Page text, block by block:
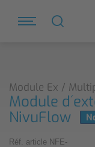
Module Ex /
Module
NivuFlow
Réf. article NFE-